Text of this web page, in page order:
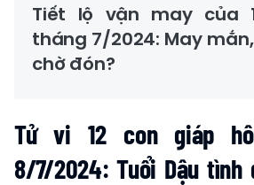
Tiết lộ vận may của
tháng 7/2024: May
chờ đón?
Tử vi 12 con giáp
8/7/2024: Tuổi Dậu tình